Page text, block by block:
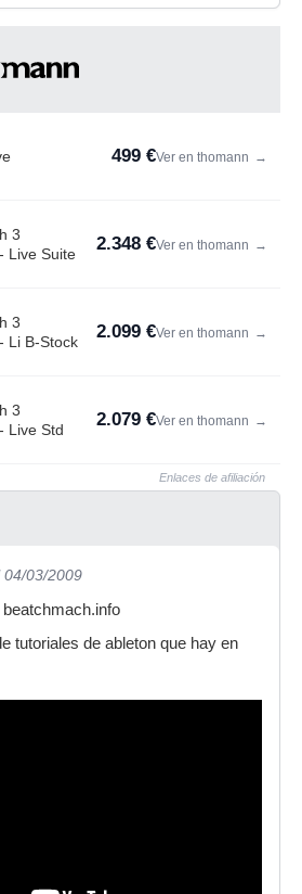
499 €Ver en thomann →
3
Live Suite
2.348 €Ver en thomann →
3
Li B-Stock
2.099 €Ver en thomann →
3
Live Std
2.079 €Ver en thomann →
Enlaces de afiliación
04/03/2009
tutoriales de ableton que hay en